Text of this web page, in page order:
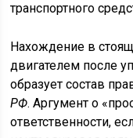
транспортного
Нахождение в
двигателем после
образует состав
РФ. Аргумент о
ответственности,